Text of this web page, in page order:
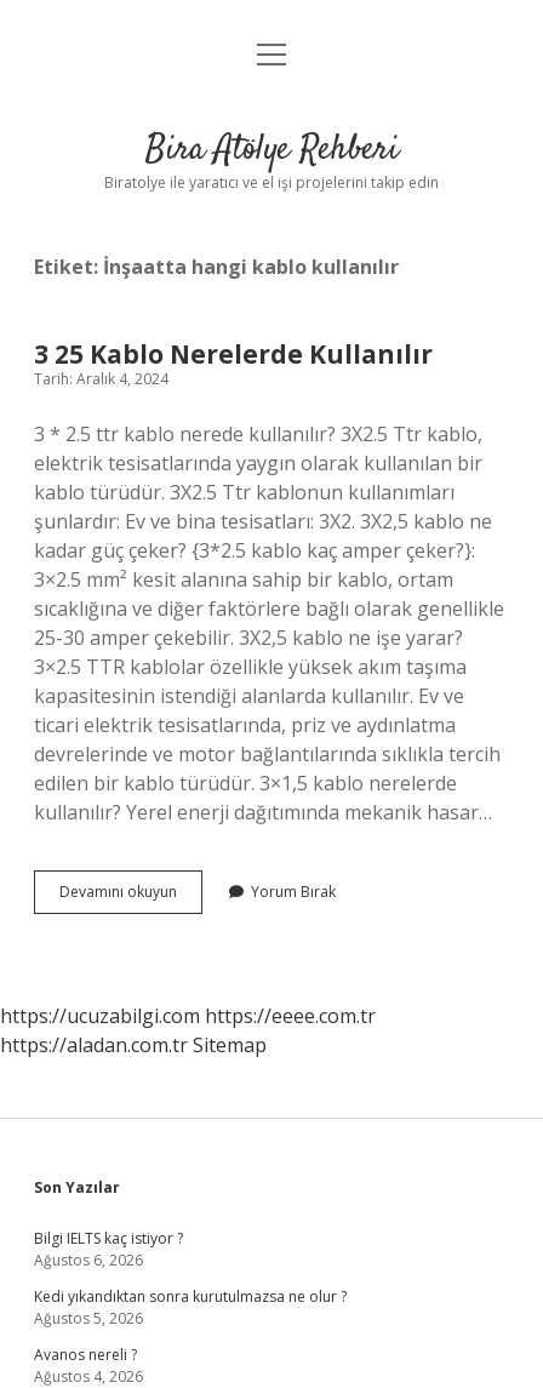
Anasayfa
Yasal Uyarı
menüyü
Bira Atölye Rehberi
Biratolye ile yaratıcı ve el işi projelerini takip edin
Etiket: İnşaatta hangi kablo kullanılır
3 25 Kablo Nerelerde Kullanılır
Tarih: Aralık 4, 2024
3 * 2.5 ttr kablo nerede kullanılır? 3X2.5 Ttr kablo,
elektrik tesisatlarında yaygın olarak kullanılan bir
kablo türüdür. 3X2.5 Ttr kablonun kullanımları
şunlardır: Ev ve bina tesisatları: 3X2. 3X2,5 kablo ne
kadar güç çeker? {3*2.5 kablo kaç amper çeker?}:
3×2.5 mm² kesit alanına sahip bir kablo, ortam
sıcaklığına ve diğer faktörlere bağlı olarak genellikle
25-30 amper çekebilir. 3X2,5 kablo ne işe yarar?
3×2.5 TTR kablolar özellikle yüksek akım taşıma
kapasitesinin istendiği alanlarda kullanılır. Ev ve
ticari elektrik tesisatlarında, priz ve aydınlatma
devrelerinde ve motor bağlantılarında sıklıkla tercih
edilen bir kablo türüdür. 3×1,5 kablo nerelerde
kullanılır? Yerel enerji dağıtımında mekanik hasar…
Devamını okuyun
25
Yorum Bırak
https://ucuzabilgi.com https://eeee.com.tr
https://aladan.com.trSitemap
Sidebar
Son Yazılar
Bilgi IELTS kaç istiyor ?
Ağustos 6, 2026
Kedi yıkandıktan sonra kurutulmazsa ne olur ?
Ağustos 5, 2026
Avanos nereli ?
Ağustos 4, 2026